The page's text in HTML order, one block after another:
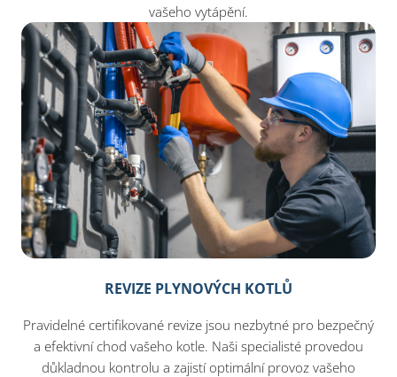
vašeho vytápění.
REVIZE PLYNOVÝCH KOTLŮ
Pravidelné certifikované revize jsou nezbytné pro bezpečný
a efektivní chod vašeho kotle. Naši specialisté provedou
důkladnou kontrolu a zajistí optimální provoz vašeho